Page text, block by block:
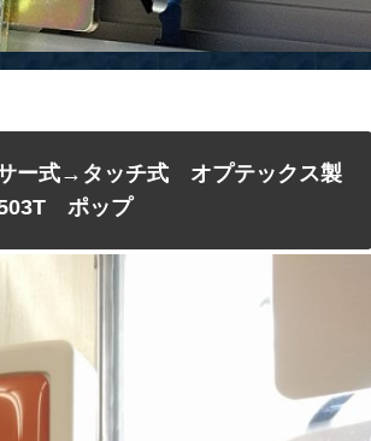
サー式→タッチ式 オプテックス製
503T ポップ